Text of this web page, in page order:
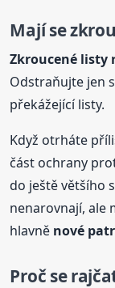
Mají se
Zkroucené listy
Odstraňujte jen
překážející listy.
Když otrháte
část ochrany
do ještě většího
nenarovnají, ale
hlavně nové
Proč se